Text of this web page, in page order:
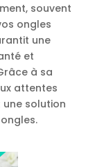
souvent
ongles
une
et
à sa
attentes
solution